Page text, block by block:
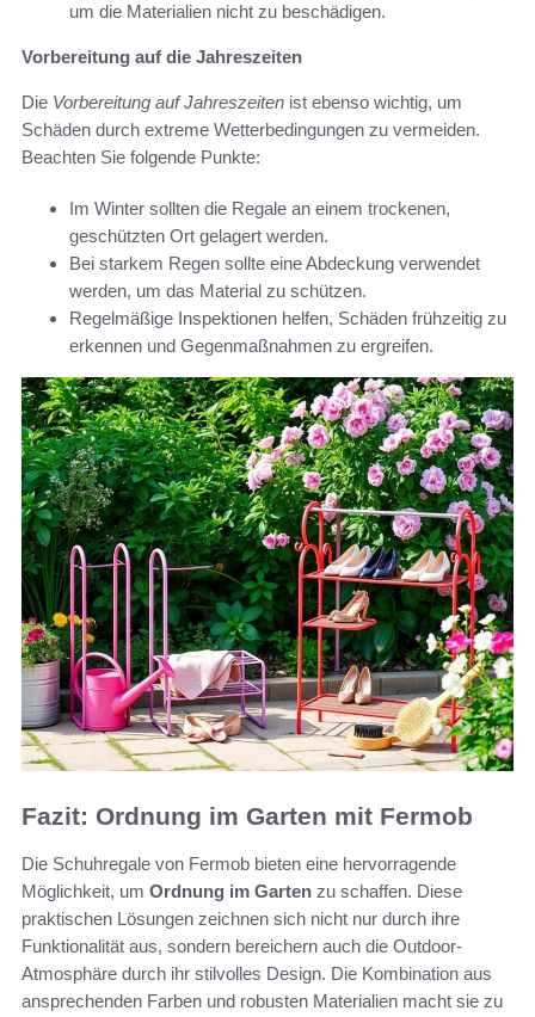
um die Materialien nicht zu beschädigen.
Vorbereitung auf die Jahreszeiten
Die Vorbereitung auf Jahreszeiten ist ebenso wichtig, um
Schäden durch extreme Wetterbedingungen zu vermeiden.
Beachten Sie folgende Punkte:
Im Winter sollten die Regale an einem trockenen,
geschützten Ort gelagert werden.
Bei starkem Regen sollte eine Abdeckung verwendet
werden, um das Material zu schützen.
Regelmäßige Inspektionen helfen, Schäden frühzeitig zu
erkennen und Gegenmaßnahmen zu ergreifen.
Fazit: Ordnung im Garten mit Fermob
Die Schuhregale von Fermob bieten eine hervorragende
Möglichkeit, um Ordnung im Garten zu schaffen. Diese
praktischen Lösungen zeichnen sich nicht nur durch ihre
Funktionalität aus, sondern bereichern auch die Outdoor-
Atmosphäre durch ihr stilvolles Design. Die Kombination aus
ansprechenden Farben und robusten Materialien macht sie zu